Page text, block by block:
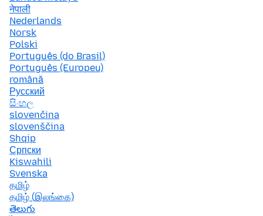
नेपाली
Nederlands
Norsk
Polski
Português (do Brasil)
Português (Europeu)
română
Русский
සිංහල
slovenčina
slovenščina
Shqip
Српски
Kiswahili
Svenska
தமிழ்
தமிழ் (இலங்கை)
తెలుగు